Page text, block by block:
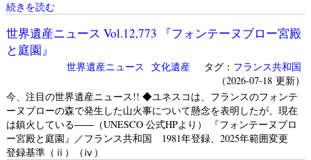
続きを読む
世界遺産ニュース Vol.12,773 『フォンテーヌブロー宮殿
と庭園』
世界遺産ニュース 文化遺産タグ： フランス共和国
（2026-07-18 更新）
今、注目の世界遺産ニュース!! ◆ユネスコは、フランスのフォンテ
ーヌブローの森で発生した山火事について懸念を表明したが、現在
は鎮火している――（UNESCO 公式HPより） 『フォンテーヌブロ
ー宮殿と庭園』／フランス共和国 1981年登録、2025年範囲変更
登録基準（ⅱ）（ⅳ）